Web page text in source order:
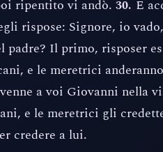
ripentito vi andò. 30. E
rispose: Signore, io
padre? Il primo, risposer
e le meretrici
a voi Giovanni nella
e le meretrici gli
credere a lui.